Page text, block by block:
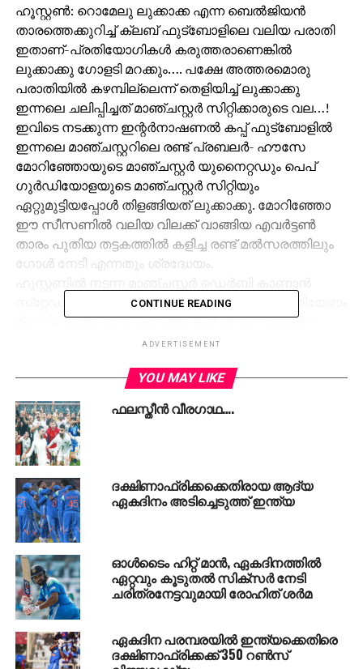
ഹൂസ്റ്റണ്‍: റൊമേലു ലുക്കാക്ക എന്ന ബെല്‍ജിയന്‍
താരത്തെക്കുറിച്ച് ക്ലബ് ഫുട്‌ബോളിലെ വലിയ പരാതി
ഇതാണ്-പ്രതിയോഗികള്‍ കരുത്തരാണെങ്കില്‍
ലുക്കാക്കു ഗോളടി മറക്കും…. പക്ഷേ അത്തരമൊരു
പരാതിയില്‍ കഴമ്പില്ലെന്ന് തെളിയിച്ച് ലുക്കാക്കു
ഇന്നലെ ചലിപ്പിച്ചത് മാഞ്ചസ്റ്റര്‍ സിറ്റിക്കാരുടെ വല…!
ഇവിടെ നടക്കുന്ന ഇന്റര്‍നാഷണല്‍ കപ്പ് ഫുട്‌ബോളില്‍
ഇന്നലെ മാഞ്ചസ്റ്ററിലെ രണ്ട് പ്രബലര്‍- ഹൗസേ
മോറിഞ്ഞോയുടെ മാഞ്ചസ്റ്റര്‍ യുനൈറ്റഡും പെപ്
ഗുര്‍ഡിയോളയുടെ മാഞ്ചസ്റ്റര്‍ സിറ്റിയും
ഏറ്റുമുട്ടിയപ്പോള്‍ തിളങ്ങിയത് ലുക്കാക്കു. മോറിഞ്ഞോ
ഈ സീസണില്‍ വലിയ വിലക്ക് വാങ്ങിയ എവര്‍ട്ടണ്‍
താരം പുതിയ തട്ടകത്തില്‍ കളിച്ച രണ്ട് മല്‍സരത്തിലും
ഗോള്‍ നേടി എന്നതും ശ്രദ്ധേയം.
സ്‌റ്റേഡിയം നിറയെ കാണികളായിരുന്നു. മുപ്പത്തിയേഴാം
മിനുട്ടിലായിരുന്നു ലുക്കാക്കുവിന്റെ അവസരോചിത
ഗോള്‍. സിറ്റി ഡിഫന്‍സിന്റെ പിഴവില്‍ ലഭിച്ച പന്തുമായി
ഗോള്‍ക്കീപ്പറെയും നിസ്സഹയനാക്കി പായിച്ച ഷോട്ടാണ്
വലയില്‍ കയറിയത്. രണ്ട് മിനുട്ടിന് ശേഷം മാര്‍ക്കസ്
റാഷ്‌ഫോര്‍ഡ് രണ്ടാം ഗോളും നേടിയതോടെ സിറ്റിക്കാര്‍
ഞെട്ടി. ഗുര്‍ഡിയോളയുടെ ടീം സീസണില്‍ ആദ്യമായി
കളിക്കുന്ന മല്‍സരമായതിനാല്‍ ഒത്തിണക്കത്തില്‍
പിറകിലായിരുന്നു.
ലുക്കാക്കുവിന്റെ മികവില്‍ സംശയങ്ങളില്ലെന്നും
അവസരവാദിയായ അദ്ദേഹത്തില്‍ നിന്നും ടീം കൂടുതല്‍
ഗോളുകള്‍ പ്രതീക്ഷിക്കുന്നതായും മാഞ്ചസ്റ്റര്‍
യുനൈറ്റഡ് പരിശീലകന്‍ മോറിഞ്ഞോ പറഞ്ഞു.
അമേരിക്കന്‍ പര്യടനത്തിലൂടെ ടീമിന് ലഭിച്ചിരിക്കുന്നത്
പുതിയ സീസണെ നേരിടാനുള്ള ഊര്‍ജ്ജമാണെന്നും
അദ്ദേഹം പറഞ്ഞു.
RELATED TOPICS: SPORTS
CONTINUE READING
ADVERTISEMENT
YOU MAY LIKE
ഫലസ്തീന്‍ വീരഗാഥ….
ദക്ഷിണാഫ്രിക്കക്കെതിരായ ആദ്യ
ഏകദിനം അടിച്ചെടുത്ത് ഇന്ത്യ
ഓള്‍ടൈം ഹിറ്റ് മാന്‍, ഏകദിനത്തില്‍
ഏറ്റവും കൂടുതല്‍ സിക്‌സര്‍ നേടി
ചരിത്രനേട്ടവുമായി രോഹിത് ശര്‍മ
ഏകദിന പരമ്പരയില്‍ ഇന്ത്യക്കെതിരെ
ദക്ഷിണാഫ്രിക്കക്ക് 350 റണ്‍സ്